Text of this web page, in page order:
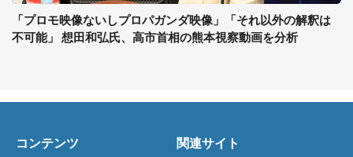
「プロモ映像ないしプロパガンダ映像」「それ以外の解釈は
不可能」 想田和弘氏、高市首相の熊本視察動画を分析
コンテンツ 関連サイト